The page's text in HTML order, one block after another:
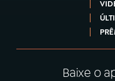
Baixe o